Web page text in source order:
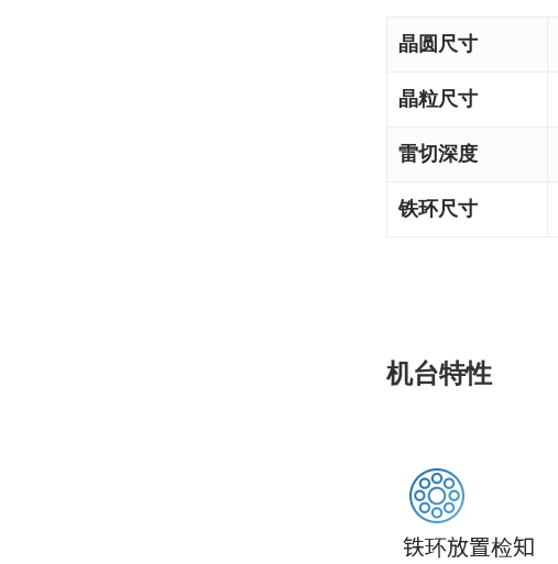
晶圆尺寸
晶粒尺寸
雷切深度
铁环尺寸
机台特性
铁环放置检知